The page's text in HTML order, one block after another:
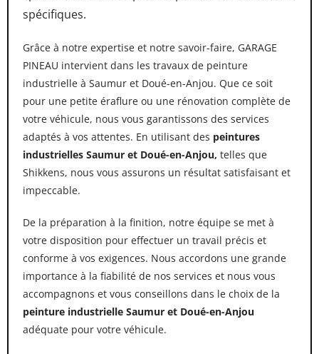
spécifiques.
Grâce à notre expertise et notre savoir-faire, GARAGE
PINEAU intervient dans les travaux de peinture
industrielle à Saumur et Doué-en-Anjou. Que ce soit
pour une petite éraflure ou une rénovation complète de
votre véhicule, nous vous garantissons des services
adaptés à vos attentes. En utilisant des peintures
industrielles Saumur et Doué-en-Anjou, telles que
Shikkens, nous vous assurons un résultat satisfaisant et
impeccable.
De la préparation à la finition, notre équipe se met à
votre disposition pour effectuer un travail précis et
conforme à vos exigences. Nous accordons une grande
importance à la fiabilité de nos services et nous vous
accompagnons et vous conseillons dans le choix de la
peinture industrielle Saumur et Doué-en-Anjou
adéquate pour votre véhicule.